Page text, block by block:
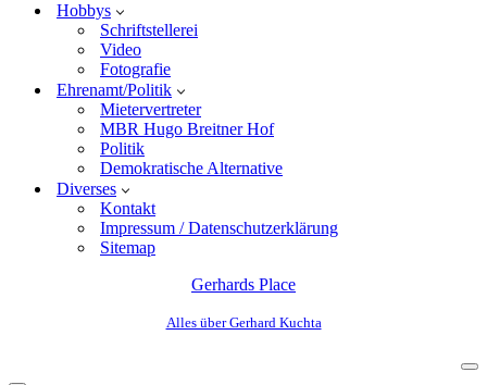
Hobbys
Schriftstellerei
Video
Fotografie
Ehrenamt/Politik
Mietervertreter
MBR Hugo Breitner Hof
Politik
Demokratische Alternative
Diverses
Kontakt
Impressum / Datenschutzerklärung
Sitemap
Gerhards Place
Alles über Gerhard Kuchta